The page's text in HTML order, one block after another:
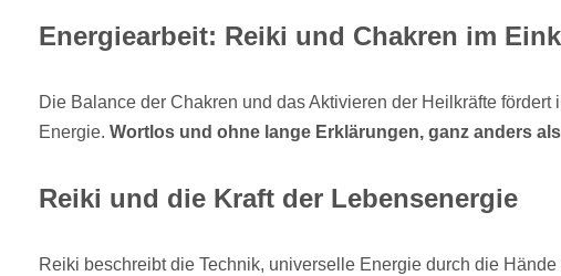
Energiearbeit: Reiki und Chakren im
Die Balance der Chakren und das Aktivieren der Heilkräfte fördert
Energie. Wortlos und ohne lange Erklärungen, ganz anders
Reiki und die Kraft der Lebensenergie
Reiki beschreibt die Technik, universelle Energie durch die